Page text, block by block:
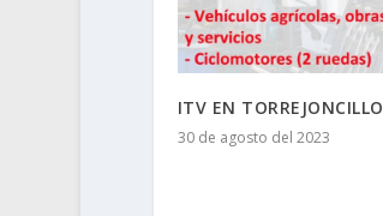
ITV EN TORREJONCILLO
30 de agosto del 2023